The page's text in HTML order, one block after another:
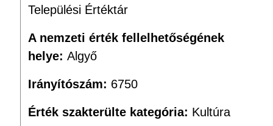
Települési Értéktár
A nemzeti érték fellelhetőségének
helye: Algyő
Irányítószám: 6750
Érték szakterülte kategória: Kultúra